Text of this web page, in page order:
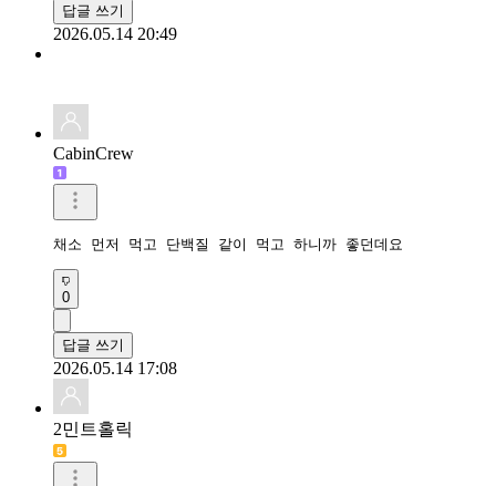
답글 쓰기
2026.05.14 20:49
CabinCrew
채소 먼저 먹고 단백질 같이 먹고 하니까 좋던데요
0
답글 쓰기
2026.05.14 17:08
2민트홀릭